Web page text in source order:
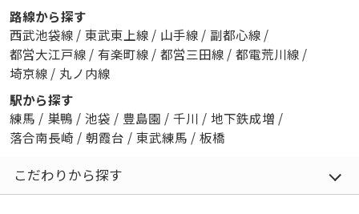
路線から探す
西武池袋線 / 東武東上線 / 山手線 / 副都心線 /
都営大江戸線 / 有楽町線 / 都営三田線 / 都電荒川線 /
埼京線 / 丸ノ内線
駅から探す
練馬 / 巣鴨 / 池袋 / 豊島園 / 千川 / 地下鉄成増 /
落合南長崎 / 朝霞台 / 東武練馬 / 板橋
こだわりから探す